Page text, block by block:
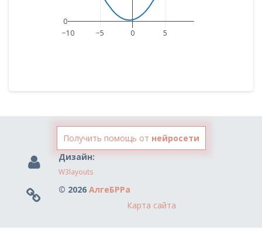
−10 −5 0 5
0
Получить помощь от нейросети
Дизайн:
W3layouts
© 2026 АлгеБРРа
Карта сайта